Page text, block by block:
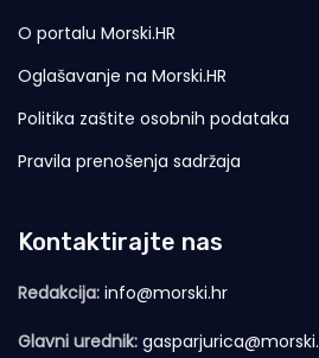
O portalu Morski.HR
Oglašavanje na Morski.HR
Politika zaštite osobnih podataka
Pravila prenošenja sadržaja
Kontaktirajte nas
Redakcija: info@morski.hr
Glavni urednik: